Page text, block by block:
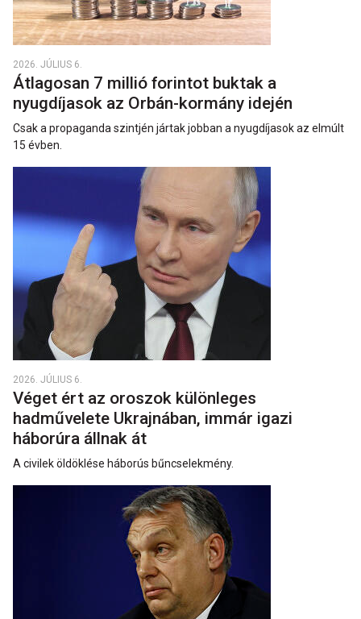
2026. JÚLIUS 6.
Átlagosan 7 millió forintot buktak a
nyugdíjasok az Orbán-kormány idején
Csak a propaganda szintjén jártak jobban a nyugdíjasok az elmúlt
15 évben.
2026. JÚLIUS 6.
Véget ért az oroszok különleges
hadművelete Ukrajnában, immár igazi
háborúra állnak át
A civilek öldöklése háborús bűncselekmény.